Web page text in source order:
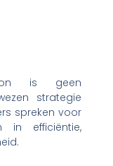
is geen
strategie
spreken voor
in efficiëntie,